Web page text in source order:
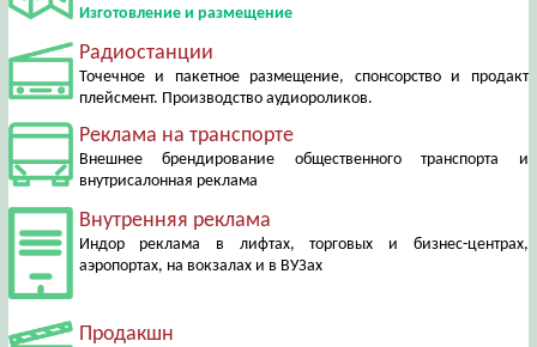
Изготовление и размещение
Радиостанции
Точечное и пакетное размещение, спонсорство и продакт
плейсмент. Производство аудиороликов.
Реклама на транспорте
Внешнее брендирование общественного транспорта и
внутрисалонная реклама
Внутренняя реклама
Индор реклама в лифтах, торговых и бизнес-центрах,
аэропортах, на вокзалах и в ВУЗах
Продакшн